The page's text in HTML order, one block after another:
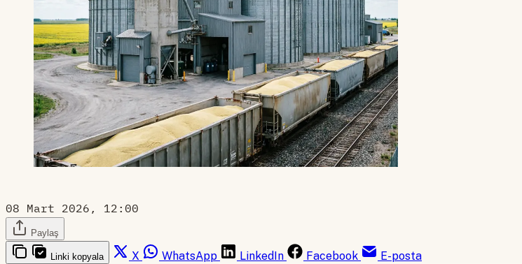
08 Mart 2026, 12:00
Paylaş
Linki kopyala X WhatsApp LinkedIn Facebook E-posta